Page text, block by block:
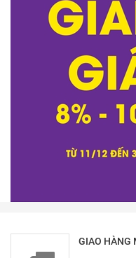
GIAO HÀNG